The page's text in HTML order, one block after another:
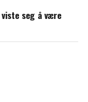
seg å være